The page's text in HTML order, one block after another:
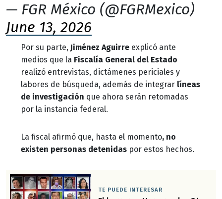
— FGR México (@FGRMexico)
June 13, 2026
Por su parte, Jiménez Aguirre explicó ante
medios que la Fiscalía General del Estado
realizó entrevistas, dictámenes periciales y
labores de búsqueda, además de integrar líneas
de investigación que ahora serán retomadas
por la instancia federal.
La fiscal afirmó que, hasta el momento, no
existen personas detenidas por estos hechos.
TE PUEDE INTERESAR